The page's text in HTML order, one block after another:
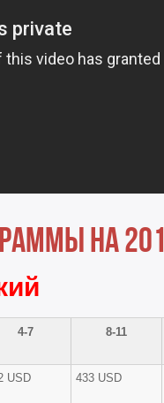
на
4-7 8-11
USD 433 USD